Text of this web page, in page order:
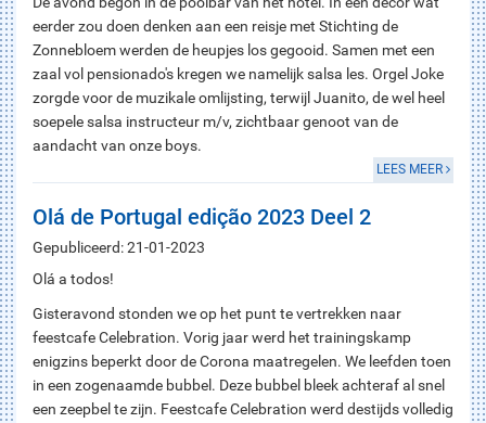
eerder zou doen denken aan een reisje met Stichting de
Zonnebloem werden de heupjes los gegooid. Samen met een
zaal vol pensionado's kregen we namelijk salsa les. Orgel Joke
zorgde voor de muzikale omlijsting, terwijl Juanito, de wel heel
soepele salsa instructeur m/v, zichtbaar genoot van de
aandacht van onze boys.
LEES MEER
Olá de Portugal edição 2023 Deel 2
Gepubliceerd: 21-01-2023
Olá a todos!
Gisteravond stonden we op het punt te vertrekken naar
feestcafe Celebration. Vorig jaar werd het trainingskamp
enigzins beperkt door de Corona maatregelen. We leefden toen
in een zogenaamde bubbel. Deze bubbel bleek achteraf al snel
een zeepbel te zijn. Feestcafe Celebration werd destijds volledig